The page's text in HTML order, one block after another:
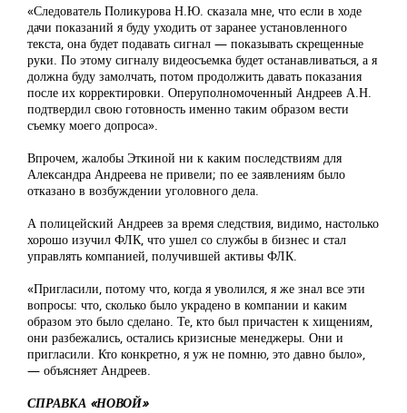
«Следователь Поликурова Н.Ю. сказала мне, что если в ходе
дачи показаний я буду уходить от заранее установленного
текста, она будет подавать сигнал — показывать скрещенные
руки. По этому сигналу видеосъемка будет останавливаться, а я
должна буду замолчать, потом продолжить давать показания
после их корректировки. Оперуполномоченный Андреев А.Н.
подтвердил свою готовность именно таким образом вести
съемку моего допроса».
Впрочем, жалобы Эткиной ни к каким последствиям для
Александра Андреева не привели; по ее заявлениям было
отказано в возбуждении уголовного дела.
А полицейский Андреев за время следствия, видимо, настолько
хорошо изучил ФЛК, что ушел со службы в бизнес и стал
управлять компанией, получившей активы ФЛК.
«Пригласили, потому что, когда я уволился, я же знал все эти
вопросы: что, сколько было украдено в компании и каким
образом это было сделано. Те, кто был причастен к хищениям,
они разбежались, остались кризисные менеджеры. Они и
пригласили. Кто конкретно, я уж не помню, это давно было»,
— объясняет Андреев.
СПРАВКА «НОВОЙ»